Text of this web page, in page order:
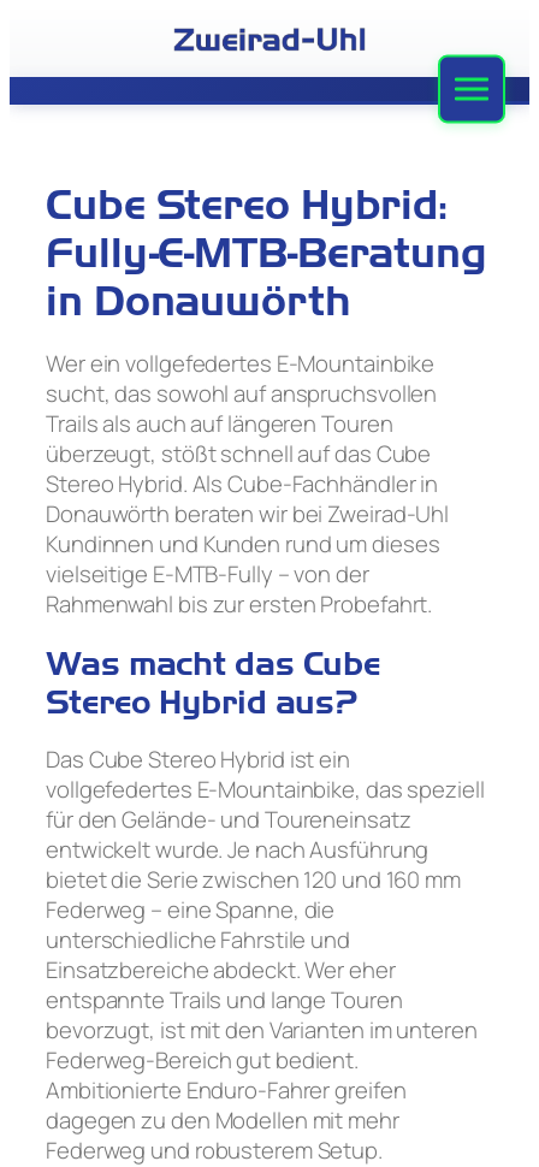
springen
Team
Kontakt
Cube Stereo Hybrid:
Fully-E-MTB-Beratung
in Donauwörth
Wer ein vollgefedertes E-Mountainbike
sucht, das sowohl auf anspruchsvollen
Trails als auch auf längeren Touren
überzeugt, stößt schnell auf das Cube
Stereo Hybrid. Als Cube-Fachhändler in
Donauwörth beraten wir bei Zweirad-Uhl
Kundinnen und Kunden rund um dieses
vielseitige E-MTB-Fully – von der
Rahmenwahl bis zur ersten Probefahrt.
Was macht das Cube
Stereo Hybrid aus?
Das Cube Stereo Hybrid ist ein
vollgefedertes E-Mountainbike, das speziell
für den Gelände- und Toureneinsatz
entwickelt wurde. Je nach Ausführung
bietet die Serie zwischen 120 und 160 mm
Federweg – eine Spanne, die
unterschiedliche Fahrstile und
Einsatzbereiche abdeckt. Wer eher
entspannte Trails und lange Touren
bevorzugt, ist mit den Varianten im unteren
Federweg-Bereich gut bedient.
Ambitionierte Enduro-Fahrer greifen
dagegen zu den Modellen mit mehr
Federweg und robusterem Setup.